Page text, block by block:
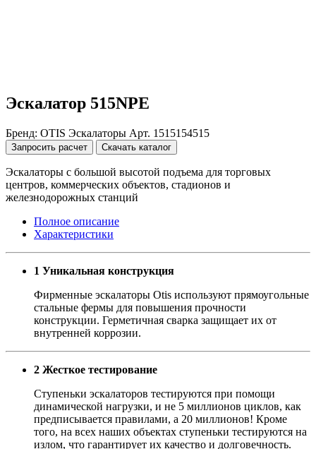
Эскалатор 515NPE
Бренд: OTIS Эскалаторы Арт. 1515154515
Запросить расчет Скачать каталог
Эскалаторы с большой высотой подъема для торговых
центров, коммерческих объектов, стадионов и
железнодорожных станций
Полное описание
Характеристики
1 Уникальная конструкция
Фирменные эскалаторы Otis используют прямоугольные
стальные фермы для повышения прочности
конструкции. Герметичная сварка защищает их от
внутренней коррозии.
2 Жесткое тестирование
Ступеньки эскалаторов тестируются при помощи
динамической нагрузки, и не 5 миллионов циклов, как
предписывается правилами, а 20 миллионов! Кроме
того, на всех наших объектах ступеньки тестируются на
излом, что гарантирует их качество и долговечность.